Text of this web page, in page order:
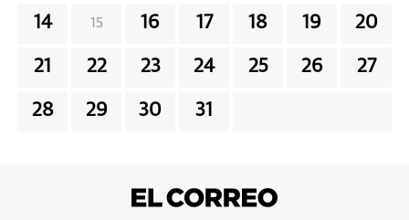
14 15 16 17 18 19 20
21 22 23 24 25 26 27
28 29 30 31